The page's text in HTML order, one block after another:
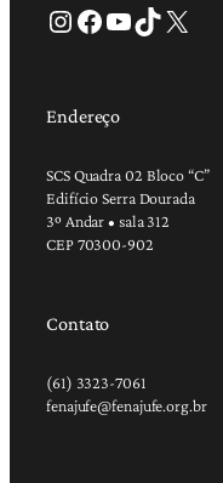
Instagram Facebook Youtube TikTok X
Endereço
SCS Quadra 02 Bloco “C”
Edifício Serra Dourada
3º Andar • sala 312
CEP 70300-902
Contato
(61) 3323-7061
fenajufe@fenajufe.org.br